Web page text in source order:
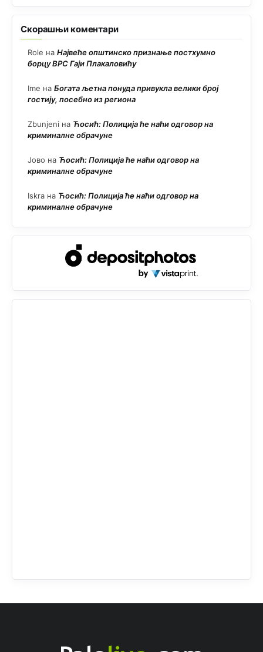
Скорашњи коментари
Role на Највеће општинско признање постхумно
борцу ВРС Гаји Плакаловићу
Ime на Богата љетна понуда привукла велики број
гостију, посебно из региона
Zbunjeni на Ћосић: Полиција ће наћи одговор на
криминалне обрачуне
Јово на Ћосић: Полиција ће наћи одговор на
криминалне обрачуне
Iskra на Ћосић: Полиција ће наћи одговор на
криминалне обрачуне